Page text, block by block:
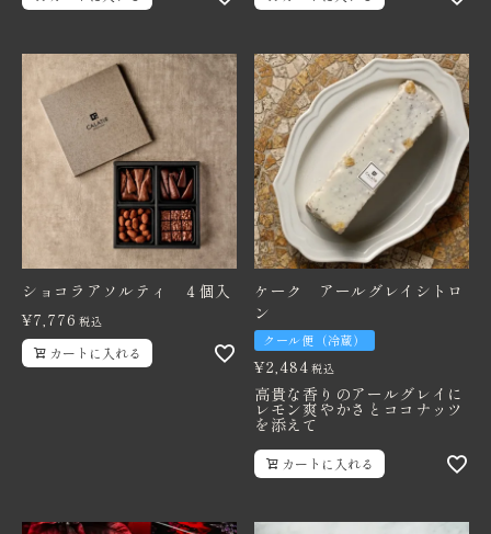
ショコラアソルティ ４個入
¥7,776 税込
カートに入れる
ケーク アールグレイシトロ
ン
クール便（冷蔵）
¥2,484 税込
高貴な香りのアールグレイに
レモン爽やかさとココナッツ
を添えて
カートに入れる